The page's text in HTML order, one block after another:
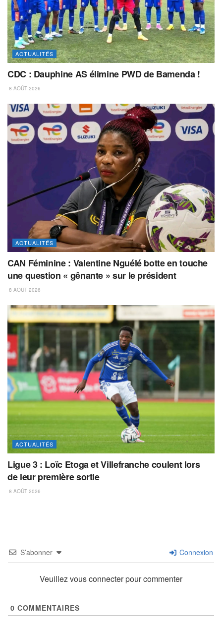
ACTUALITÉS
CDC : Dauphine AS élimine PWD de Bamenda !
8 AOÛT 2026
ACTUALITÉS
CAN Féminine : Valentine Nguélé botte en touche
une question « gênante » sur le président
8 AOÛT 2026
ACTUALITÉS
Ligue 3 : Loïc Etoga et Villefranche coulent lors
de leur première sortie
8 AOÛT 2026
S’abonner Connexion
Veuillez vous connecter pour commenter
0 COMMENTAIRES